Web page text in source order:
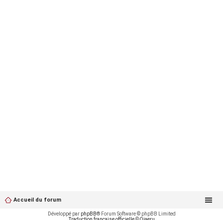
Accueil du forum
Développé par phpBB® Forum Software © phpBB Limited